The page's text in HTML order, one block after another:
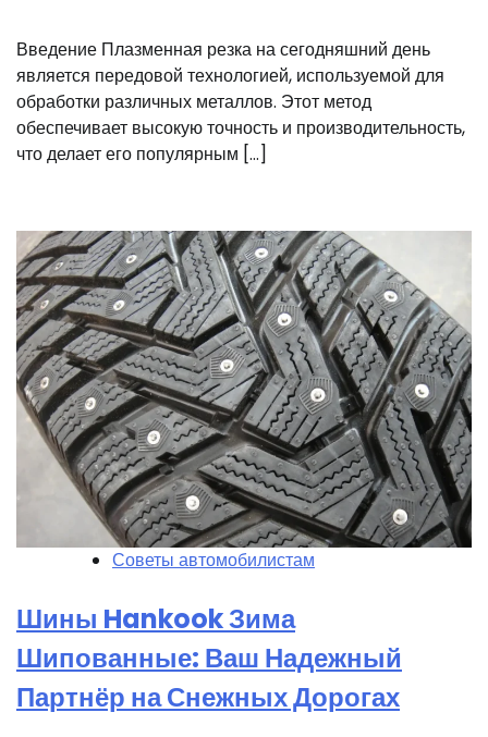
Введение Плазменная резка на сегодняшний день
является передовой технологией, используемой для
обработки различных металлов. Этот метод
обеспечивает высокую точность и производительность,
что делает его популярным […]
Советы автомобилистам
Шины Hankook Зима
Шипованные: Ваш Надежный
Партнёр на Снежных Дорогах